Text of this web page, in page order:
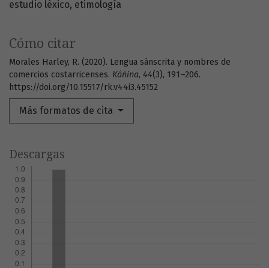
estudio léxico etimología
Cómo citar
Morales Harley, R. (2020). Lengua sánscrita y nombres de
comercios costarricenses. Káñina, 44(3), 191–206.
https://doi.org/10.15517/rk.v44i3.45152
Más formatos de cita
Descargas